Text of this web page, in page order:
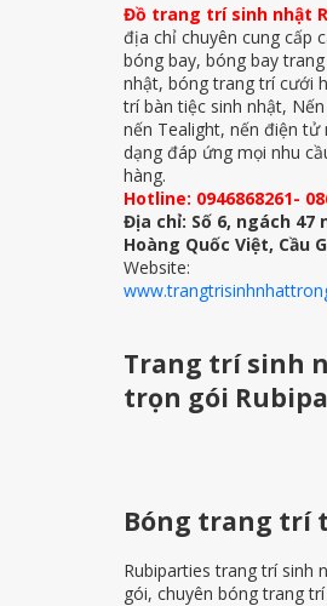
Đồ trang trí sinh nhật
địa chỉ chuyên cung cấp
bóng bay, bóng bay
nhật, bóng trang trí cưới
trí bàn tiệc sinh nhật,
nến Tealight, nến điện tử
dạng đáp ứng mọi nhu
hàng.
Hotline: 0946868261-
Địa chỉ: Số 6, ngách 47
Hoàng Quốc Việt, Cầu
Website:
Trang trí sinh
trọn gói
Bóng trang trí
Rubiparties trang trí sinh
gói, chuyên bóng trang